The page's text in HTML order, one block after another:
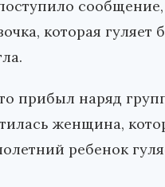
которая
прибыл наряд
женщина,
ребенок